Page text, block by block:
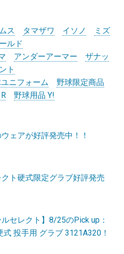
ス タマザワ イソノ
ミズ
ルド
アンダーアーマー
ザナッ
ト
ニフォーム
野球限定商品
野球用品 Y!
ェアが好評発売中！！
ト硬式限定グラブ好評発売
ルセレクト】8/25のPick up：
式 投手用 グラブ 3121A320！